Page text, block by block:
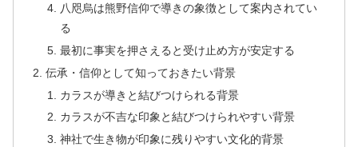
八咫烏は熊野信仰で導きの象徴として案内されてい
る
最初に事実を押さえると受け止め方が安定する
伝承・信仰として知っておきたい背景
カラスが導きと結びつけられる背景
カラスが不吉な印象と結びつけられやすい背景
神社で生き物が印象に残りやすい文化的背景